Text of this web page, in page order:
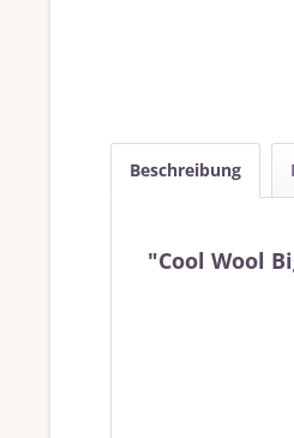
Beschreibung
"Cool Wool